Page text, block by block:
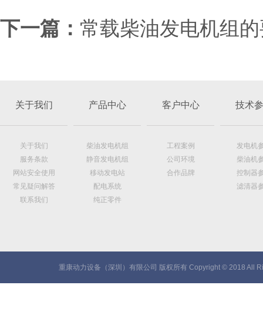
下一篇： 常载柴油发电机组
关于我们
关于我们
服务条款
网站安全使用
常见疑问解答
联系我们
产品中心
柴油发电机组
静音发电机组
移动发电站
配电系统
纯正零件
客户中心
工程案例
公司环境
合作品牌
技术
发电机
柴油机
控制器
滤清器
重康动力设备（深圳）有限公司 版权所有 Copyright © 2018 All